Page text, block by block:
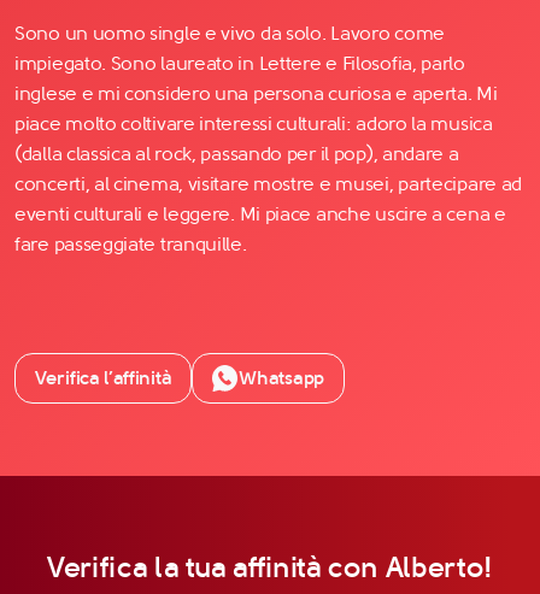
Sono un uomo single e vivo da solo. Lavoro come
impiegato. Sono laureato in Lettere e Filosofia, parlo
inglese e mi considero una persona curiosa e aperta. Mi
piace molto coltivare interessi culturali: adoro la musica
(dalla classica al rock, passando per il pop), andare a
concerti, al cinema, visitare mostre e musei, partecipare ad
eventi culturali e leggere. Mi piace anche uscire a cena e
fare passeggiate tranquille.
Verifica l’affinità Whatsapp
Verifica la tua affinità con Alberto!